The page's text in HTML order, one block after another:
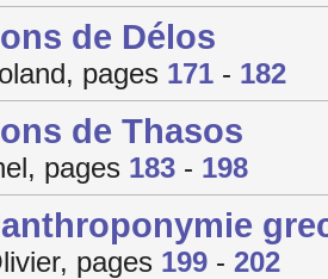
de Délos
pages 171 - 182
de Thasos
pages 183 - 198
pages 199 - 202